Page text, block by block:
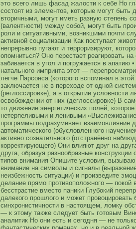
это всего лишь фасад жалости к себе Но
состоят из элементов, которые могут
вторичными, могут иметь разную степень
(валентности) между собой, могут быть
роли и ситуативными, возникшими почти
активной социализации Как поступает
непрерывно пугают и терроризируют,
опомниться? Оно перестает реагировать
забивается в угол и погружается в апатию
натального импринта этот —
легче Парсонса (которого вспоминал в
заключается не в переходе от одной
(реглоссировке), а в открытии условности
освобождении от них (деглоссировке) В
то движение энергетических полей,
нетерпеливыми и ленивыми
программы подразумевает взаимовлияние
автоматического (обусловленного
активно сознательного (отстранённо
корректирующего) Они влияют друг на
друга, образуя разнообразные конструкции
типов внимания Опишите условия,
внимание на символы и сигналы
неизбежность ситуации) и произведите
делание прямо противоположного — покой
бесстрастие вместо паники Глубокий
далекого прошлого и может провоцировать
синхронистичности в настоящем, ломку
— к этому также следует быть готовым
аналитик Но они есть и сегодня — не